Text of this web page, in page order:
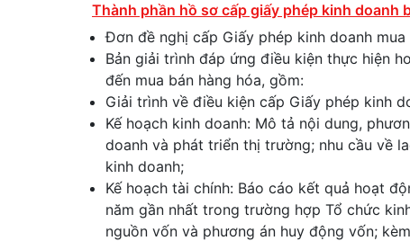
Thành phần hồ sơ cấp giấy phép kinh doanh
Đơn đề nghị cấp Giấy phép kinh doanh mua
Bản giải trình đáp ứng điều kiện thực hiện
đến mua bán hàng hóa, gồm:
Giải trình về điều kiện cấp Giấy phép kinh
Kế hoạch kinh doanh: Mô tả nội dung,
doanh và phát triển thị trường; nhu cầu về
kinh doanh;
Kế hoạch tài chính: Báo cáo kết quả hoạt
năm gần nhất trong trường hợp Tổ chức
nguồn vốn và phương án huy động vốn;